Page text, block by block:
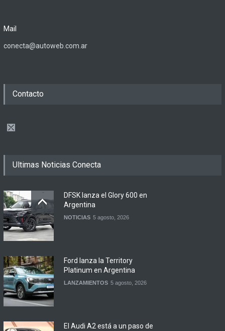
Mail
conecta@autoweb.com.ar
Contacto
Ultimas Noticias Conecta
DFSK lanza el Glory 600 en
Argentina
NOTICIAS 5 agosto, 2026
Ford lanza la Territory
Platinum en Argentina
LANZAMIENTOS 5 agosto, 2026
El Audi A2 está a un paso de